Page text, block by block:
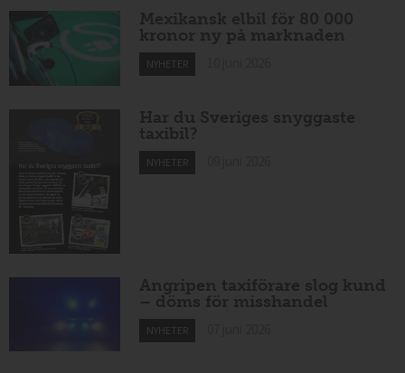
Mexikansk elbil för 80 000
kronor ny på marknaden
NYHETER
Har du Sveriges snyggaste
taxibil?
NYHETER
Angripen taxiförare slog kund
– döms för misshandel
NYHETER